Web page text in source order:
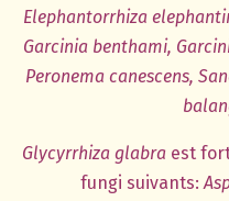
Elephantorrhiza
Garcinia benthami,
Peronema canescens,
Glycyrrhiza glabraest
fungi suivants: